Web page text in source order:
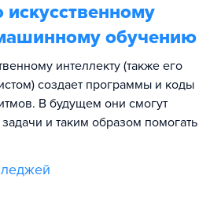
искусственному
обучению
интеллекту (также его
создает программы и коды
В будущем они смогут
и таким образом помогать